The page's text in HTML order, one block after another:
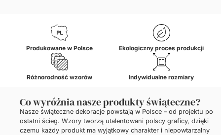
Produkowane w Polsce Ekologiczny proces produkcji
Różnorodność wzorów Indywidualne rozmiary
Co wyróżnia nasze produkty świąteczne?
Nasze świąteczne dekoracje powstają w Polsce – od projektu po
ostatni ścieg. Wzory tworzą utalentowani polscy graficy, dzięki
czemu każdy produkt ma wyjątkowy charakter i niepowtarzalny